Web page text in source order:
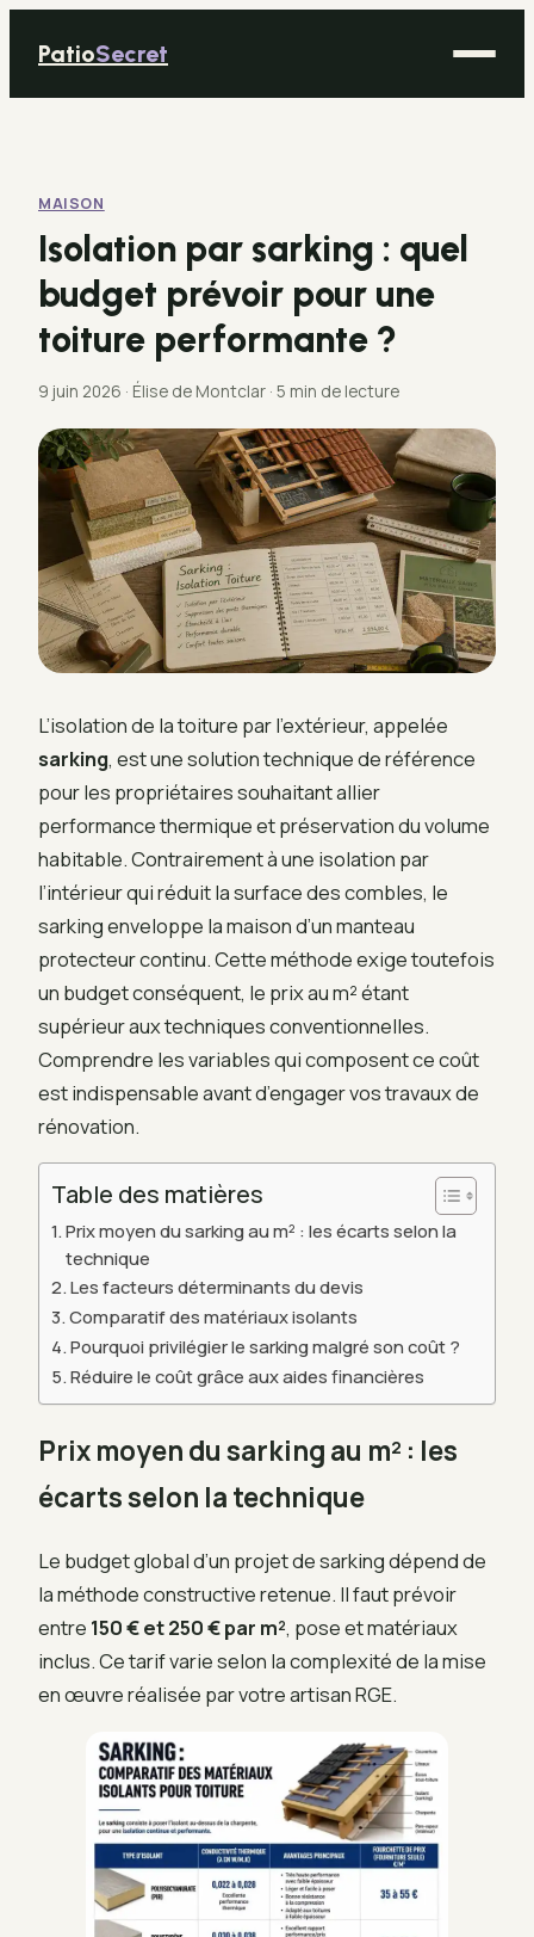
PatioSecret
Bricolage
Déco
Immobilier
Jardinage
MAISON
Isolation par sarking : quel
budget prévoir pour une
toiture performante ?
9 juin 2026 · Élise de Montclar · 5 min de lecture
L’isolation de la toiture par l’extérieur, appelée
sarking, est une solution technique de référence
pour les propriétaires souhaitant allier
performance thermique et préservation du volume
habitable. Contrairement à une isolation par
l’intérieur qui réduit la surface des combles, le
sarking enveloppe la maison d’un manteau
protecteur continu. Cette méthode exige toutefois
un budget conséquent, le prix au m² étant
supérieur aux techniques conventionnelles.
Comprendre les variables qui composent ce coût
est indispensable avant d’engager vos travaux de
rénovation.
Table des matières
Prix moyen du sarking au m² : les écarts selon la
technique
Les facteurs déterminants du devis
Comparatif des matériaux isolants
Pourquoi privilégier le sarking malgré son coût ?
Réduire le coût grâce aux aides financières
Prix moyen du sarking au m² : les
écarts selon la technique
Le budget global d’un projet de sarking dépend de
la méthode constructive retenue. Il faut prévoir
entre 150 € et 250 € par m², pose et matériaux
inclus. Ce tarif varie selon la complexité de la mise
en œuvre réalisée par votre artisan RGE.